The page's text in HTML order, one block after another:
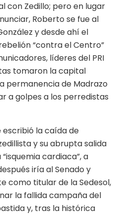
con Zedillo; pero en lugar
Roberto se fue al
y desde ahí el
“contra el Centro”
líderes del PRI
tomaron la capital
permanencia de Madrazo
a golpes a los perredistas
escribió la caída de
y su abrupta salida
cardiaca”, a
iría al Senado y
como titular de la Sedesol,
la fallida campaña del
y, tras la histórica